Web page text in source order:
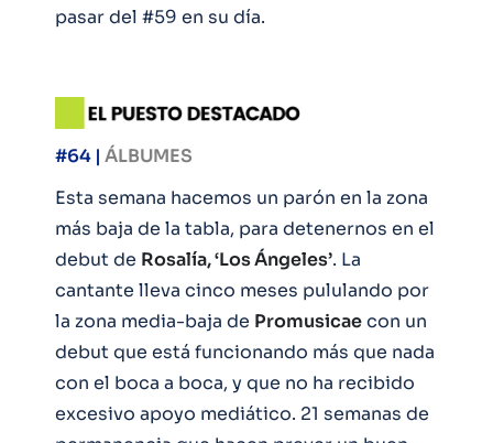
pasar del #59 en su día.
#64 | ÁLBUMES
Esta semana hacemos un parón en la zona
más baja de la tabla, para detenernos en el
debut de Rosalía, ‘Los Ángeles’. La
cantante lleva cinco meses pululando por
la zona media-baja de Promusicaecon un
debut que está funcionando más que nada
con el boca a boca, y que no ha recibido
excesivo apoyo mediático. 21 semanas de